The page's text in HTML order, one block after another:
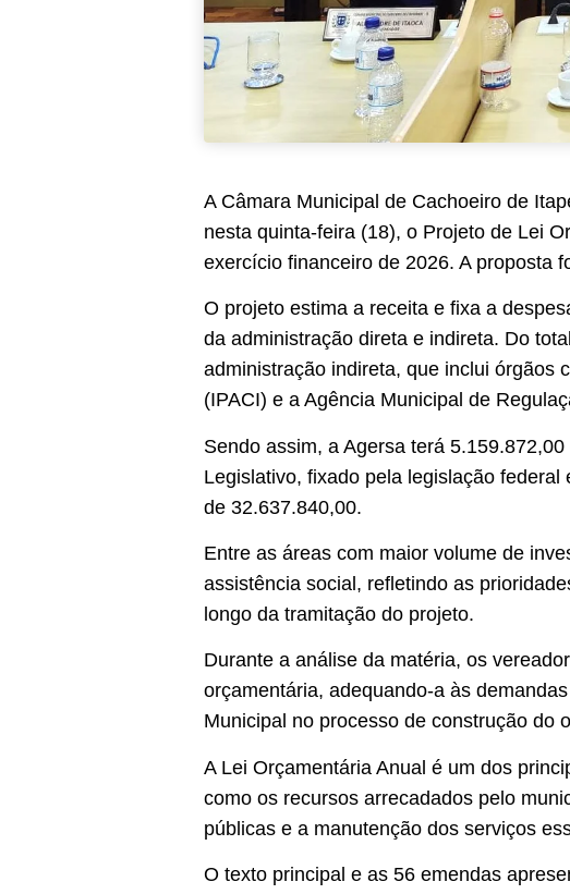
A Câmara Municipal de Cachoeiro de
nesta quinta-feira (18), o Projeto de Lei
exercício financeiro de 2026. A proposta
O projeto estima a receita e fixa a
da administração direta e indireta. Do
administração indireta, que inclui órgãos
(IPACI) e a Agência Municipal de
Sendo assim, a Agersa terá
Legislativo, fixado pela legislação
de 32.637.840,00.
Entre as áreas com maior volume de
assistência social, refletindo as
longo da tramitação do projeto.
Durante a análise da matéria, os
orçamentária, adequando-a às
Municipal no processo de construção do
A Lei Orçamentária Anual é um dos
como os recursos arrecadados pelo
públicas e a manutenção dos serviços
O texto principal e as 56 emendas